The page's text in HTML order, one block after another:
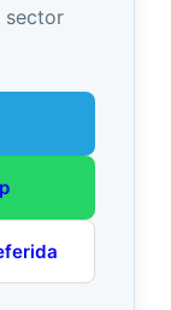
sector